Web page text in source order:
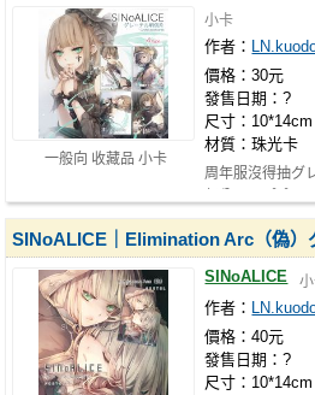
一般向 收藏品 小卡
小卡
作者：
價格：30元
發售日期：?
尺寸：10*14cm
材質：珠光卡
周年服沒得抽グ
SINoALICE｜Elimination Arc（偽）
SINoALICE
作者：
價格：40元
發售日期：?
尺寸：10*14cm